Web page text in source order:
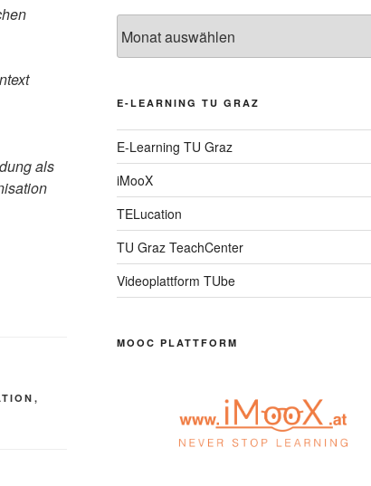
als
,
E-LEARNING TU GRAZ
E-Learning TU Graz
iMooX
TELucation
TU Graz TeachCenter
Videoplattform TUbe
MOOC PLATTFORM